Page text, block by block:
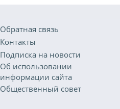
Обратная связь
Контакты
Подписка на новости
Об использовании
информации сайта
Общественный совет